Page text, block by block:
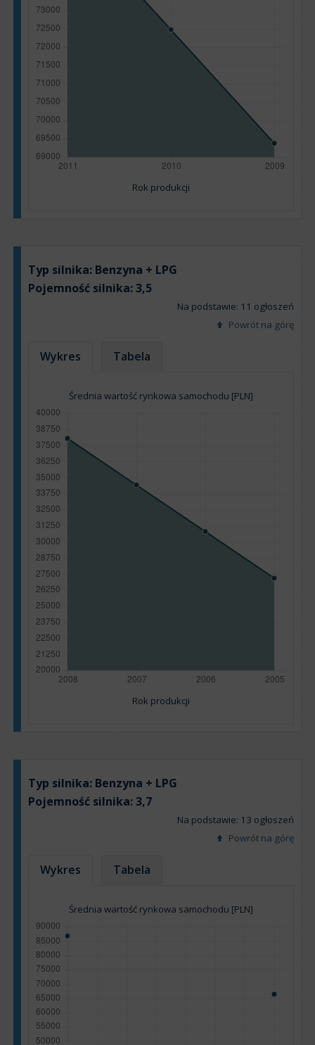
Rok produkcji
Typ silnika: Benzyna + LPG
Pojemność silnika:3,5
Na podstawie: 11 ogłoszeń
Powrót na górę
Wykres Tabela
Średnia wartość rynkowa samochodu [PLN]
Rok produkcji
Typ silnika: Benzyna + LPG
Pojemność silnika:3,7
Na podstawie: 13 ogłoszeń
Powrót na górę
Wykres Tabela
Średnia wartość rynkowa samochodu [PLN]